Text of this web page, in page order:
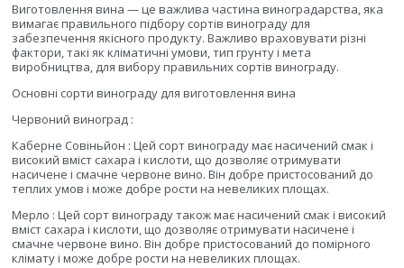
Виготовлення вина — це важлива частина виноградарства, яка
вимагає правильного підбору сортів винограду для
забезпечення якісного продукту. Важливо враховувати різні
фактори, такі як кліматичні умови, тип грунту і мета
виробництва, для вибору правильних сортів винограду.
Основні сорти винограду для виготовлення вина
Червоний виноград :
Каберне Совіньйон : Цей сорт винограду має насичений смак і
високий вміст сахара і кислоти, що дозволяє отримувати
насичене і смачне червоне вино. Він добре пристосований до
теплих умов і може добре рости на невеликих площах.
Мерло : Цей сорт винограду також має насичений смак і високий
вміст сахара і кислоти, що дозволяє отримувати насичене і
смачне червоне вино. Він добре пристосований до помірного
клімату і може добре рости на невеликих площах.